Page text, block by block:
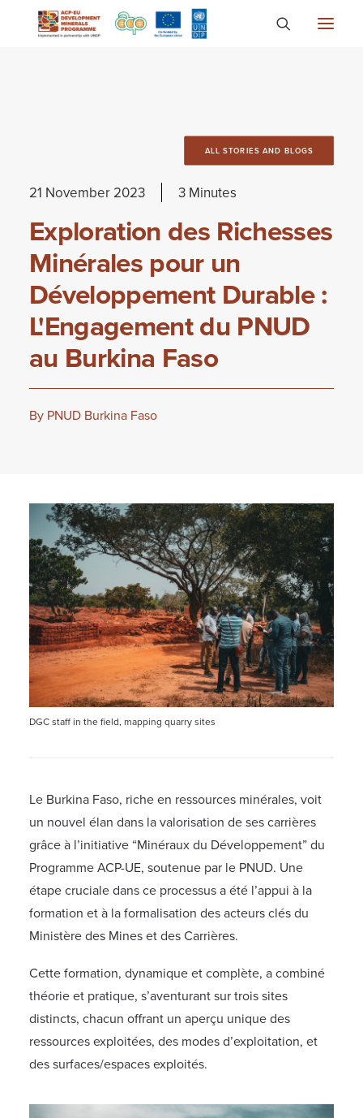
ALL STORIES AND BLOGS
21 November 2023 3 Minutes
Exploration des Richesses
Minérales pour un
Développement Durable :
L'Engagement du PNUD
au Burkina Faso
By PNUD Burkina Faso
DGC staff in the field, mapping quarry sites
Le Burkina Faso, riche en ressources minérales, voit
un nouvel élan dans la valorisation de ses carrières
grâce à l’initiative “Minéraux du Développement” du
Programme ACP-UE, soutenue par le PNUD. Une
étape cruciale dans ce processus a été l’appui à la
formation et à la formalisation des acteurs clés du
Ministère des Mines et des Carrières.
Cette formation, dynamique et complète, a combiné
théorie et pratique, s’aventurant sur trois sites
distincts, chacun offrant un aperçu unique des
ressources exploitées, des modes d’exploitation, et
des surfaces/espaces exploités.